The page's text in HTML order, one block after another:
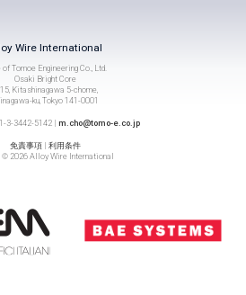
Wire International
of Tomoe Engineering Co., Ltd.
Osaki Bright Core
Kitashinagawa 5-chome,
ku, Tokyo 141-0001
3-3442-5142 | m.cho@tomo-e.co.jp
免責事項| 利用条件
© 2026 Alloy Wire International